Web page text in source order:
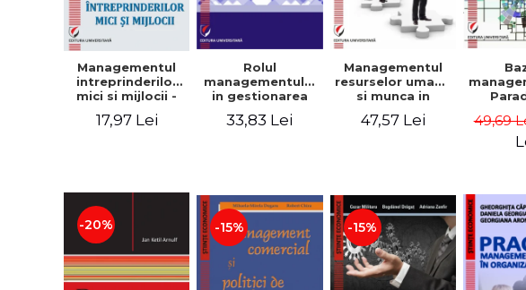
Managementul
intreprinderilor
mici si mijlocii -
Elena David,
Mihaela-Mirela
17,97 Lei
Rolul
managementului
in gestionarea
eficienta a
activitatii firmei -
Dogaru,
Valentina Zaharia
33,83 Lei
Managementul
resurselor umane
si munca in
47,57 Lei 49,69
-20% -15% -15%